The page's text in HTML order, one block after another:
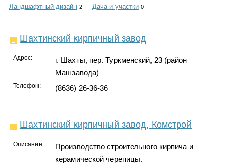
Гороскоп
Фотогалерея
Ландшафтный дизайн 2 Дача и участки 0
Шахтинский кирпичный завод
Адрес:
г. Шахты, пер. Туркменский, 23 (район
Машзавода)
Телефон: (8636) 26-36-36
Шахтинский кирпичный завод, Комстрой
Описание:
Производство строительного кирпича и
керамической черепицы.